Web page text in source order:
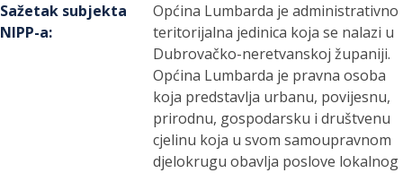
Sažetak subjekta
NIPP-a:
Općina Lumbarda je administrativno
teritorijalna jedinica koja se nalazi u
Dubrovačko-neretvanskoj županiji.
Općina Lumbarda je pravna osoba
koja predstavlja urbanu, povijesnu,
prirodnu, gospodarsku i društvenu
cjelinu koja u svom samoupravnom
djelokrugu obavlja poslove lokalnog